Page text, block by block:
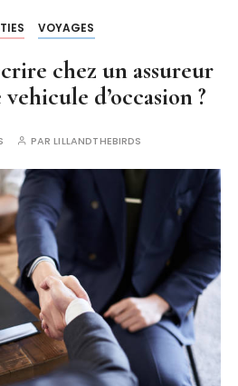
VOYAGES
chez un assureur
d’occasion ?
PARLILLANDTHEBIRDS